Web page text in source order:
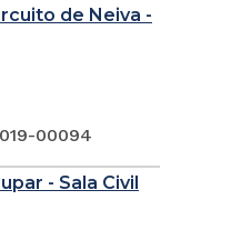
de Neiva -
00094
- Sala Civil